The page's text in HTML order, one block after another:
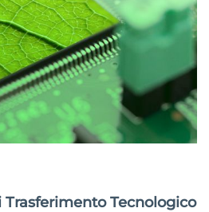
Trasferimento Tecnologico